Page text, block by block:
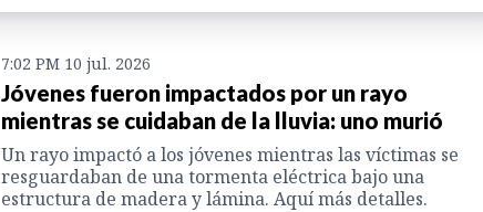
7:02 PM 10 jul. 2026
Jóvenes fueron impactados por un rayo
mientras se cuidaban de la lluvia: uno murió
Un rayo impactó a los jóvenes mientras las víctimas se
resguardaban de una tormenta eléctrica bajo una
estructura de madera y lámina. Aquí más detalles.